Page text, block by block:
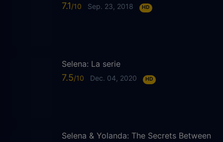
7.1 Sep. 23, 2018 HD
Selena: La serie
7.5 Dec. 04, 2020 HD
Selena & Yolanda: The Secrets Between